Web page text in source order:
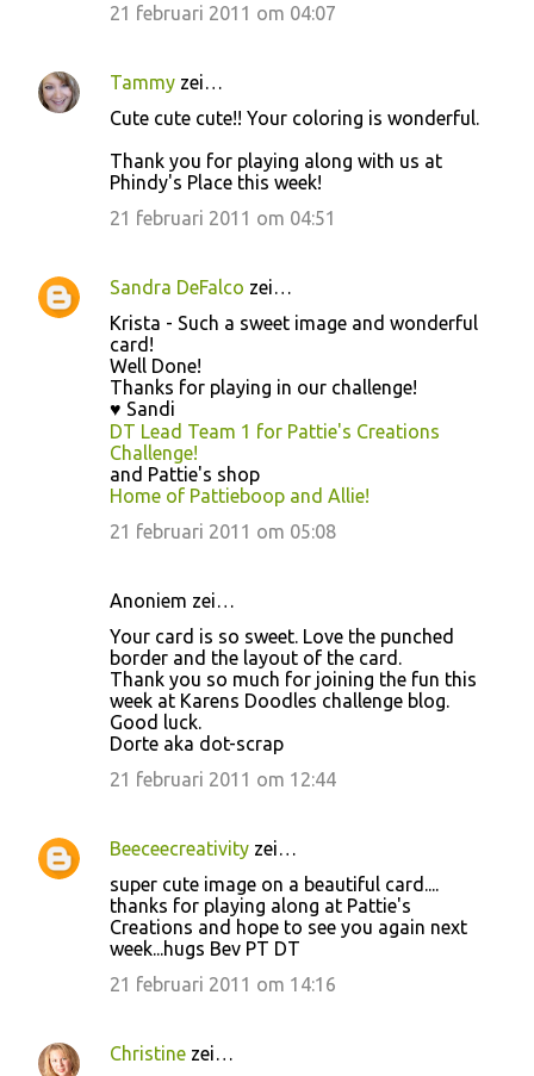
21 februari 2011 om 04:07
Tammy zei…
Cute cute cute!! Your coloring is wonderful.
Thank you for playing along with us at
Phindy's Place this week!
21 februari 2011 om 04:51
Sandra DeFalco zei…
Krista - Such a sweet image and wonderful
card!
Well Done!
Thanks for playing in our challenge!
♥ Sandi
DT Lead Team 1 for Pattie's Creations
Challenge!
and Pattie's shop
Home of Pattieboop and Allie!
21 februari 2011 om 05:08
Anoniem zei…
Your card is so sweet. Love the punched
border and the layout of the card.
Thank you so much for joining the fun this
week at Karens Doodles challenge blog.
Good luck.
Dorte aka dot-scrap
21 februari 2011 om 12:44
Beeceecreativity zei…
super cute image on a beautiful card....
thanks for playing along at Pattie's
Creations and hope to see you again next
week...hugs Bev PT DT
21 februari 2011 om 14:16
Christine zei…